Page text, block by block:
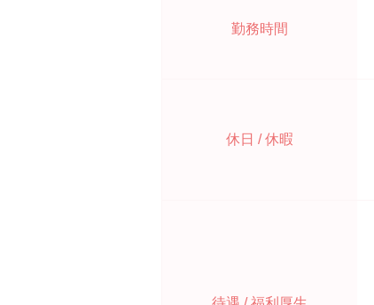
勤務時間
休日 / 休暇